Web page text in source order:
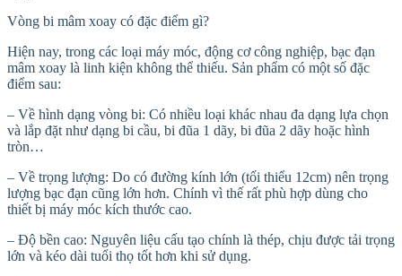
Vòng bi mâm xoay có đặc điểm gì?
Hiện nay, trong các loại máy móc, động cơ công nghiệp, bạc đạn
mâm xoay là linh kiện không thể thiếu. Sản phẩm có một số đặc
điểm sau:
– Về hình dạng vòng bi: Có nhiều loại khác nhau đa dạng lựa chọn
và lắp đặt như dạng bi cầu, bi đũa 1 dãy, bi đũa 2 dãy hoặc hình
tròn…
– Về trọng lượng: Do có đường kính lớn (tối thiểu 12cm) nên trọng
lượng bạc đạn cũng lớn hơn. Chính vì thế rất phù hợp dùng cho
thiết bị máy móc kích thước cao.
– Độ bền cao: Nguyên liệu cấu tạo chính là thép, chịu được tải trọng
lớn và kéo dài tuổi thọ tốt hơn khi sử dụng.